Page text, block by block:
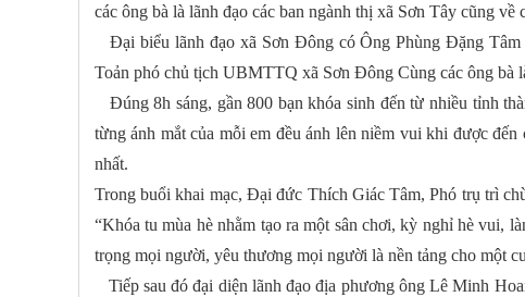
các ông bà là lãnh đạo các ban ngành thị xã Sơn Tây cũng về
Đại biểu lãnh đạo xã Sơn Đông có Ông Phùng Đặng
Toản phó chủ tịch UBMTTQ xã Sơn Đông Cùng các ông bà
Đúng 8h sáng, gần 800 bạn khóa sinh đến từ nhiều tỉnh
từng ánh mắt của mỗi em đều ánh lên niềm vui khi được
nhất.
Trong buổi khai mạc, Đại đức Thích Giác Tâm, Phó trụ trì
“Khóa tu mùa hè nhằm tạo ra một sân chơi, kỳ nghỉ hè vui,
trọng mọi người, yêu thương mọi người là nền tảng cho một
Tiếp sau đó đại diện lãnh đạo địa phương ông Lê Minh